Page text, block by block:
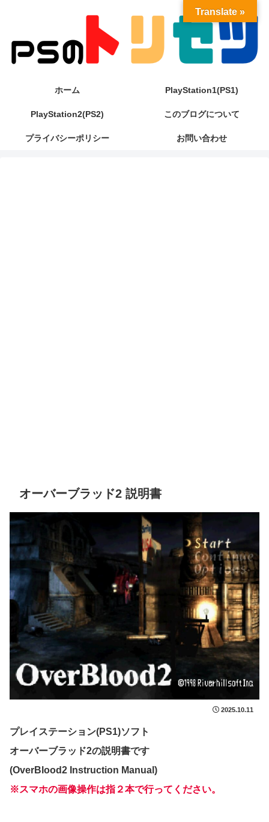
ホーム PlayStation1(PS1)
PlayStation2(PS2) このブログについて
プライバシーポリシー お問い合わせ
オーバーブラッド2 説明書
2025.10.11
プレイステーション(PS1)ソフト
オーバーブラッド2の説明書です
(OverBlood2 Instruction Manual)
※スマホの画像操作は指２本で行ってください。
Translate »